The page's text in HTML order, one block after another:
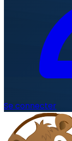
Se connecter